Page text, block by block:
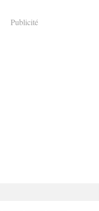
Publicité